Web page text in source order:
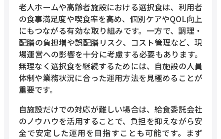
老人ホームや高齢者施設における選択食は、利用者
の食事満足度や喫食率を高め、個別ケアやQOL向上
にもつながる有効な取り組みです。一方で、調理・
配膳の負担増や誤配膳リスク、コスト管理など、現
場運営への影響を十分に考慮する必要もあります。
無理なく選択食を継続するためには、自施設の人員
体制や業務状況に合った運用方法を見極めることが
重要です。
自施設だけでの対応が難しい場合は、給食委託会社
のノウハウを活用することで、負担を抑えながら安
全で安定した運用を目指すことも可能です。まず